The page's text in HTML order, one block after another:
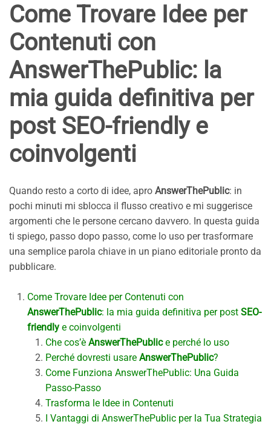
Come Trovare Idee per
Contenuti con
AnswerThePublic: la
mia guida definitiva per
post SEO-friendlye
coinvolgenti
Quando resto a corto di idee, apro AnswerThePublic: in
pochi minuti mi sblocca il flusso creativo e mi suggerisce
argomenti che le persone cercano davvero. In questa guida
ti spiego, passo dopo passo, come lo uso per trasformare
una semplice parola chiave in un piano editoriale pronto da
pubblicare.
Come Trovare Idee per Contenuti con
AnswerThePublic: la mia guida definitiva per post SEO-
friendly e coinvolgenti
Che cos’è AnswerThePublice perché lo uso
Perché dovresti usare AnswerThePublic?
Come Funziona AnswerThePublic: Una Guida
Passo-Passo
Trasforma le Idee in Contenuti
I Vantaggi di AnswerThePublic per la Tua Strategia